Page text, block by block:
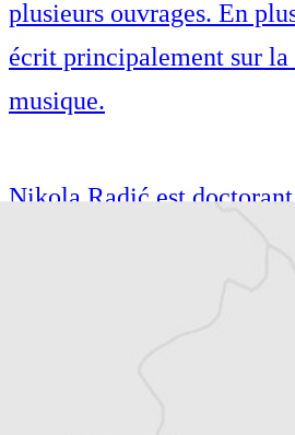
plusieurs ouvrages. En
écrit principalement sur
musique.
Nikola Radić est doctorant